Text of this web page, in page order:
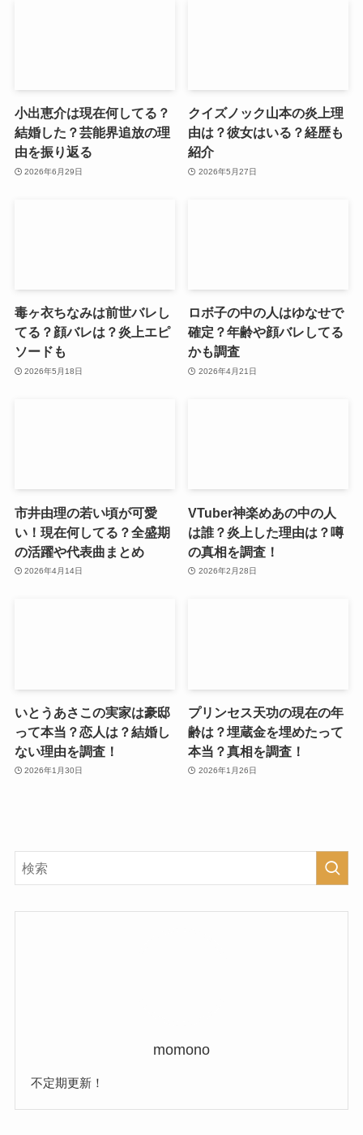
小出恵介は現在何してる？
結婚した？芸能界追放の理
由を振り返る
2026年6月29日
クイズノック山本の炎上理
由は？彼女はいる？経歴も
紹介
2026年5月27日
毒ヶ衣ちなみは前世バレし
てる？顔バレは？炎上エピ
ソードも
2026年5月18日
ロボ子の中の人はゆなせで
確定？年齢や顔バレしてる
かも調査
2026年4月21日
市井由理の若い頃が可愛
い！現在何してる？全盛期
の活躍や代表曲まとめ
2026年4月14日
VTuber神楽めあの中の人
は誰？炎上した理由は？噂
の真相を調査！
2026年2月28日
いとうあさこの実家は豪邸
って本当？恋人は？結婚し
ない理由を調査！
2026年1月30日
プリンセス天功の現在の年
齢は？埋蔵金を埋めたって
本当？真相を調査！
2026年1月26日
momono
不定期更新！